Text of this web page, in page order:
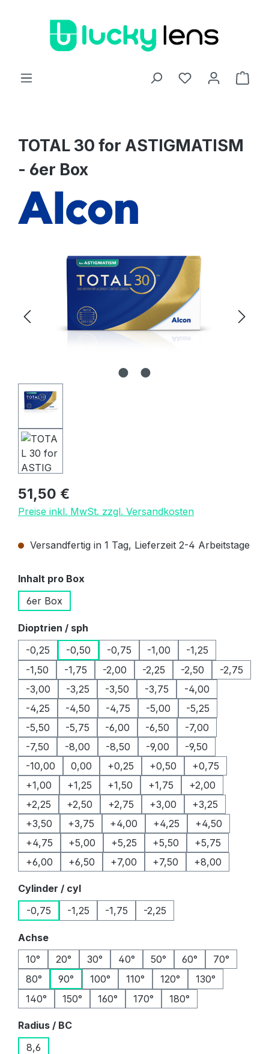
TOTAL 30 for ASTIGMATISM
- 6er Box
Bildergalerie überspringen
Regulärer Preis:
51,50 €
Preise inkl. MwSt. zzgl. Versandkosten
Versandfertig in 1 Tag, Lieferzeit 2-4 Arbeitstage
Inhalt pro Box
6er Box
Dioptrien / sph
-0,25
-0,50 -0,75 -1,00
-1,25
-1,50
-1,75 -2,00 -2,25 -2,50
-2,75
-3,00
-3,25 -3,50 -3,75
-4,00
-4,25
-4,50 -4,75 -5,00
-5,25
-5,50
-5,75 -6,00 -6,50
-7,00
-7,50
-8,00 -8,50 -9,00
-9,50
-10,00
0,00 +0,25 +0,50
+0,75
+1,00
+1,25 +1,50 +1,75
+2,00
+2,25
+2,50 +2,75 +3,00
+3,25
+3,50
+3,75 +4,00 +4,25
+4,50
+4,75
+5,00 +5,25 +5,50
+5,75
+6,00
+6,50 +7,00 +7,50 +8,00
Cylinder / cylauswählen
-0,75
-1,25 -1,75 -2,25
Achseauswählen
10°
20° 30° 40° 50° 60°
70°
80°
90° 100° 110° 120°
130°
140°
150° 160° 170° 180°
Radius / BCauswählen
8,6